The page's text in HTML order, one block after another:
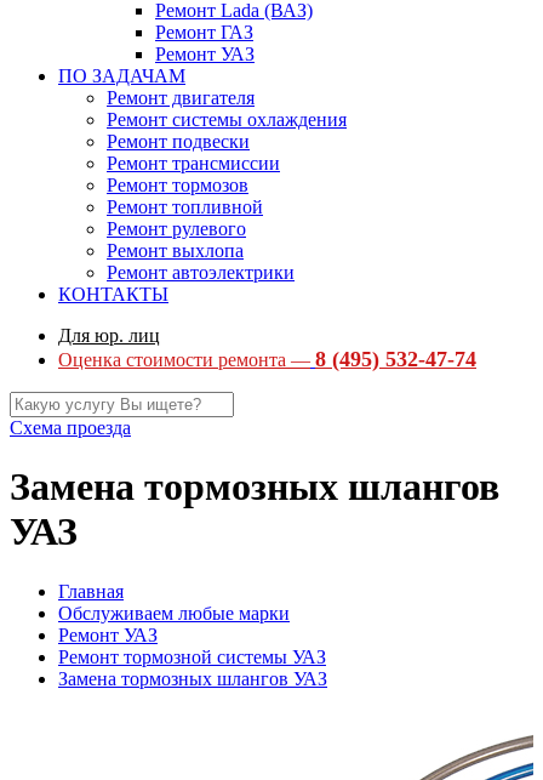
Ремонт Lada (ВАЗ)
Ремонт ГАЗ
Ремонт УАЗ
ПО ЗАДАЧАМ
Ремонт двигателя
Ремонт системы охлаждения
Ремонт подвески
Ремонт трансмиссии
Ремонт тормозов
Ремонт топливной
Ремонт рулевого
Ремонт выхлопа
Ремонт автоэлектрики
КОНТАКТЫ
Для юр. лиц
Оценка стоимости ремонта — 8 (495) 532-47-74
Схема проезда
Замена тормозных шлангов
УАЗ
Главная
Обслуживаем любые марки
Ремонт УАЗ
Ремонт тормозной системы УАЗ
Замена тормозных шлангов УАЗ